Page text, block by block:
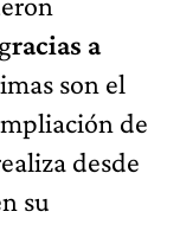
racias a
son el
de
desde
su